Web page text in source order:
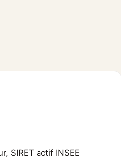
SIRET actif INSEE